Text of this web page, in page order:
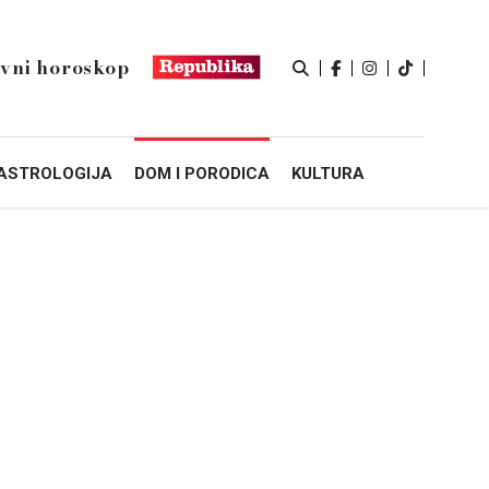
horoskop
DOM I PORODICA KULTURA